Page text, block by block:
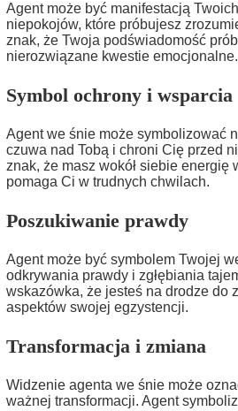
Agent może być manifestacją
niepokojów, które próbujesz
znak, że Twoja podświadomość
nierozwiązane kwestie emocjonalne.
Symbol ochrony i wsparcia
Agent we śnie może symbolizować
czuwa nad Tobą i chroni Cię przed
znak, że masz wokół siebie energię
pomaga Ci w trudnych chwilach.
Poszukiwanie prawdy
Agent może być symbolem Twojej
odkrywania prawdy i zgłębiania
wskazówka, że jesteś na drodze do
aspektów swojej egzystencji.
Transformacja i zmiana
Widzenie agenta we śnie może
ważnej transformacji. Agent